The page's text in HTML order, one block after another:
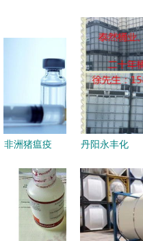
非洲猪瘟疫
进展及其上
市前景 非
临床诊断用
丹阳永丰化
专注酸碱苯
醇，品质成
就信赖